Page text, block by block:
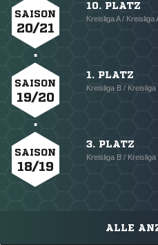
SAISON
20/21
10. PLATZ
Kreisliga A /
SAISON
19/20
1. PLATZ
Kreisliga B /
SAISON
18/19
3. PLATZ
Kreisliga B /
ALLE